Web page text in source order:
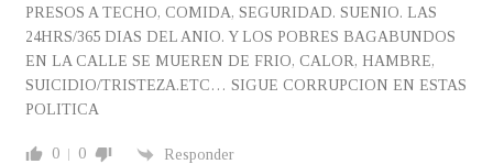
PRESOS A TECHO, COMIDA, SEGURIDAD. SUENIO. LAS
24HRS/365 DIAS DEL ANIO. Y LOS POBRES BAGABUNDOS
EN LA CALLE SE MUEREN DE FRIO, CALOR, HAMBRE,
SUICIDIO/TRISTEZA.ETC… SIGUE CORRUPCION EN ESTAS
POLITICA
0 0 Responder